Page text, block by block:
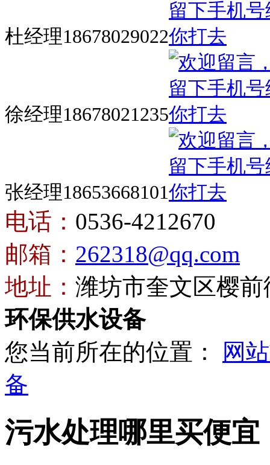
杜经理18678029022
徐经理18678021235
张经理18653668101
电话： 0536-4212670
邮箱： 262318@qq.com
地址： 潍坊市奎文区樱前
环保供水设备
您当前所在的位置：
网
备
污水处理哪里买便宜